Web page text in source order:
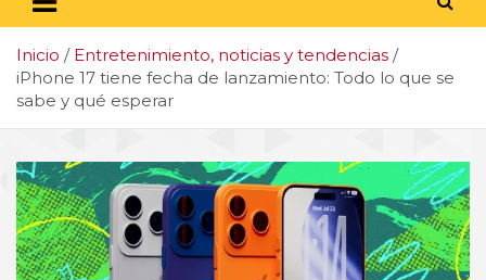
Inicio
Entretenimiento, noticias y tendencias
iPhone 17 tiene fecha de lanzamiento: Todo lo que se
sabe y qué esperar